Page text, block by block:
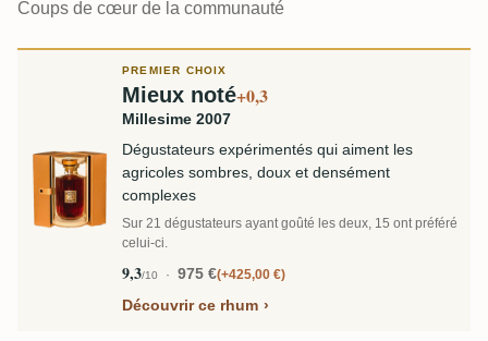
Coups de cœur de la communauté
PREMIER CHOIX
Mieux noté+0,3
Millesime 2007
Dégustateurs expérimentés qui aiment les
agricoles sombres, doux et densément
complexes
Sur 21 dégustateurs ayant goûté les deux, 15 ont préféré
celui-ci.
9,3/10 975 € +425,00 €
Découvrir ce rhum